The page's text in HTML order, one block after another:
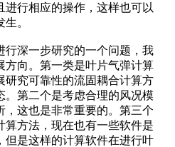
行相应的操作，这样也可以
。
深一步研究的一个问题，我
方向。第一类是叶片气弹计算
研究可靠性的流固耦合计算方
。第二个是考虑合理的风况模
，这也是非常重要的。第三个
算方法，现在也有一些软件是
但是这样的计算软件在进行叶